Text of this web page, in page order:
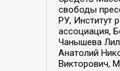
свободы
РУ, Институт
ассоциация,
Чанышева
Анатолий
Викторович,